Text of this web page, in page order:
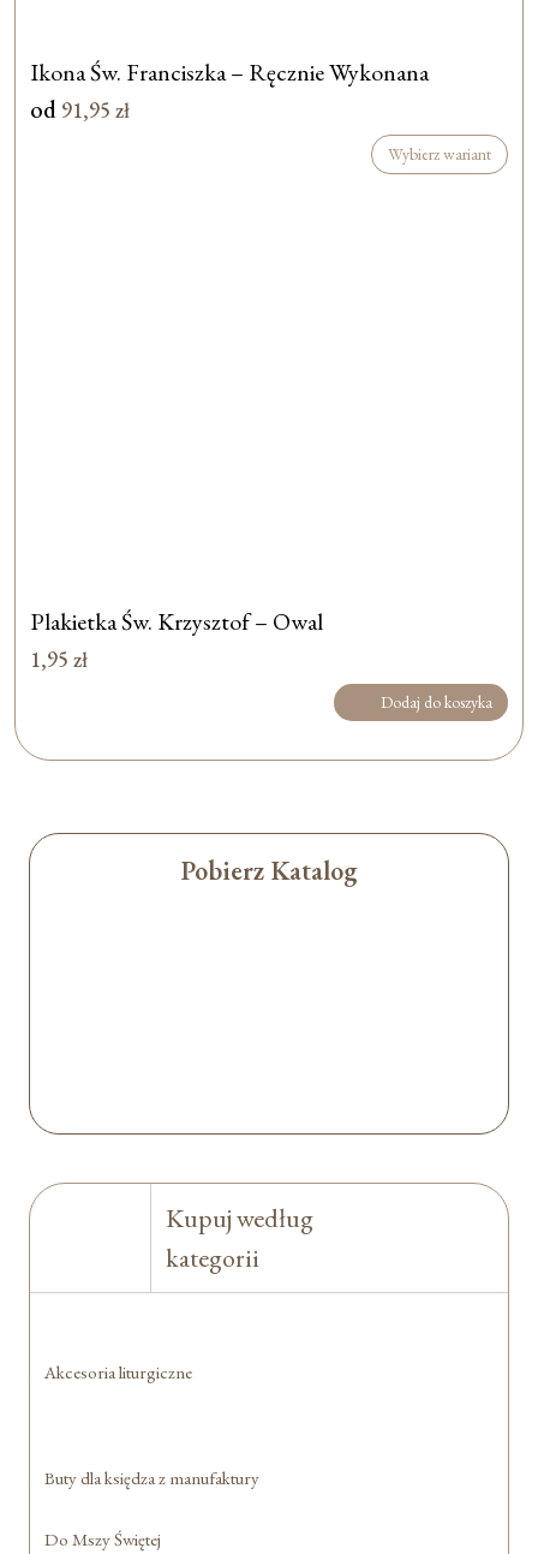
Ikona Św. Franciszka – Ręcznie Wykonana
od 91,95 zł
Wybierz wariant
Plakietka Św. Krzysztof – Owal
1,95 zł
Dodaj do koszyka
Pobierz Katalog
Kupuj według
kategorii
Akcesoria liturgiczne
Buty dla księdza z manufaktury
Do Mszy Świętej